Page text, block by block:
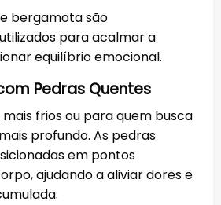
bergamota são
para acalmar a
equilíbrio emocional.
Pedras Quentes
frios ou para quem busca
profundo. As pedras
em pontos
ajudando a aliviar dores e